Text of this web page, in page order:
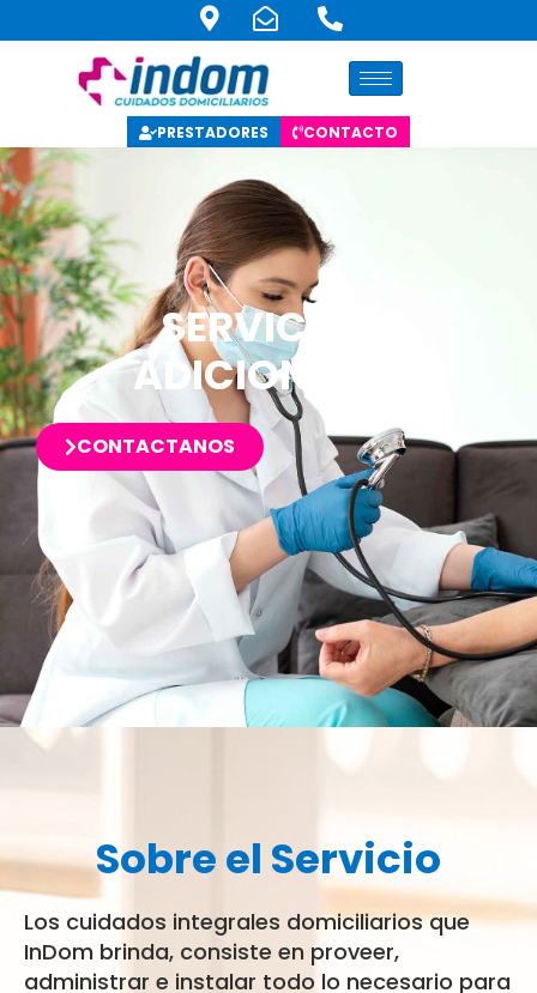
PRESTADORES CONTACTO
SERVICIOS
ADICIONALES
CONTACTANOS
Sobre el Servicio
Los cuidados integrales domiciliarios que
InDom brinda, consiste en proveer,
administrar e instalar todo lo necesario para